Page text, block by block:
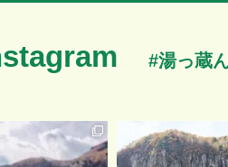
#湯っ蔵
続くのよ、 #米子大瀑
布 (今頃😅)
...
紅葉に映える米子大
✨🍁✨🍂...